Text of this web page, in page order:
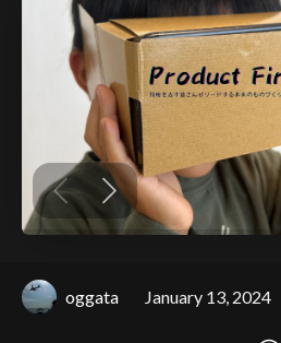
oggata January 13, 2024